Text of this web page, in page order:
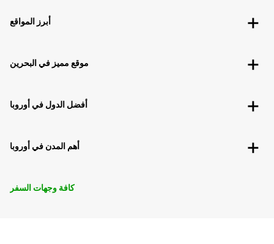
أبرز المواقع
موقع مميز في البحرين
أفضل الدول في أوروبا
أهم المدن في أوروبا
كافة وجهات السفر